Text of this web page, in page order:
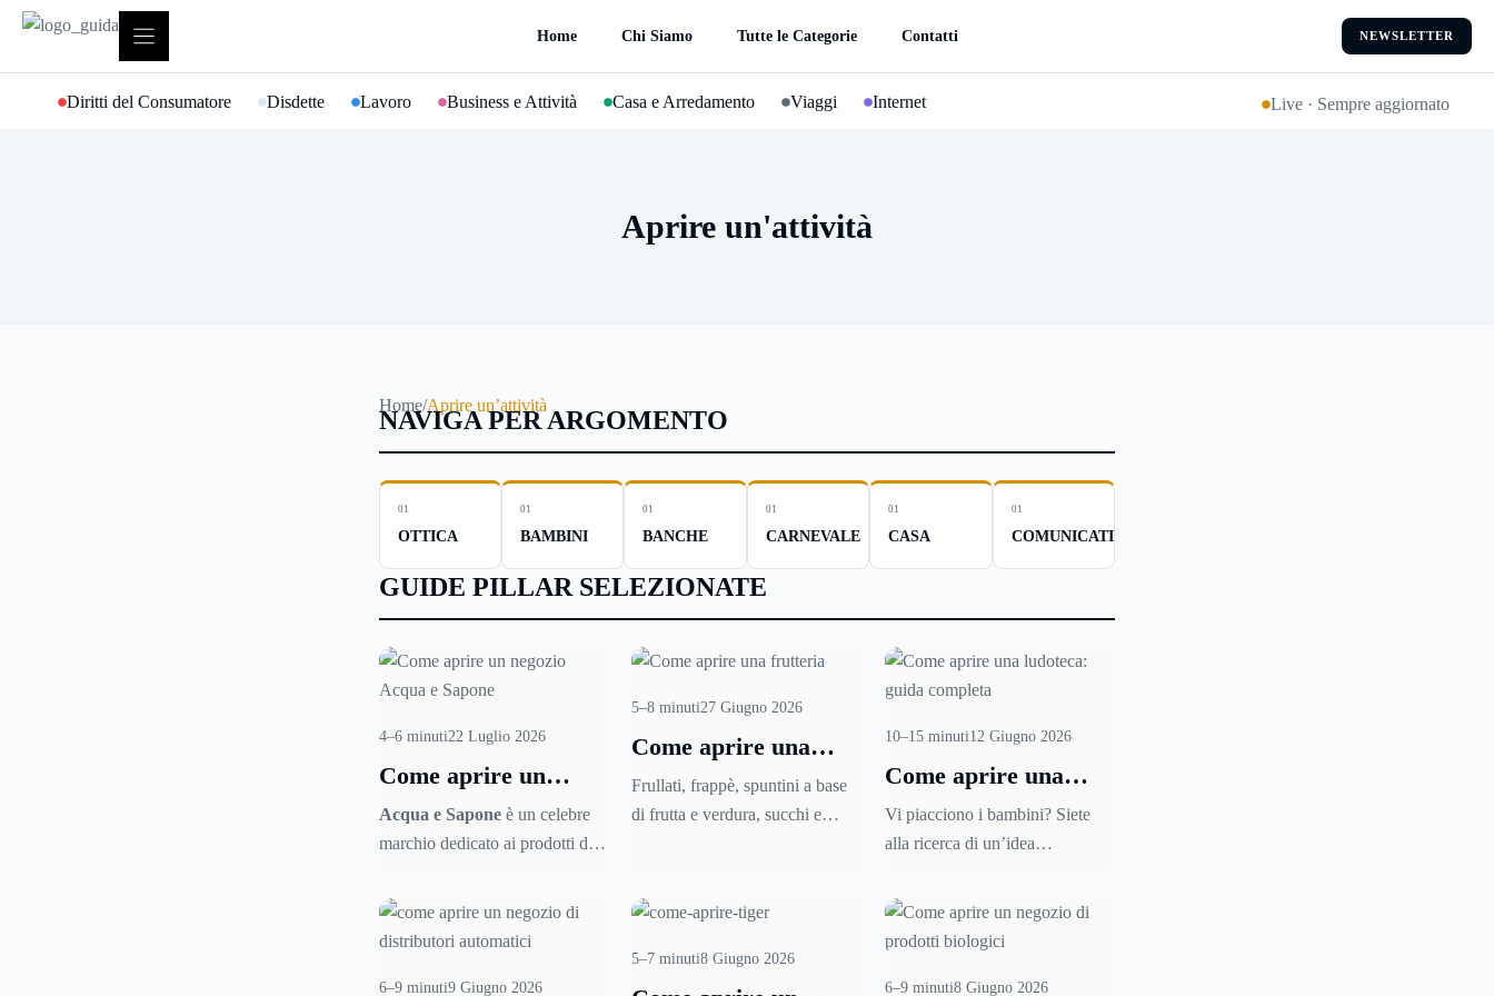
contenuto
Home Chi Siamo Tutte le Categorie Contatti NEWSLETTER
Diritti del Consumatore Disdette Lavoro Business e Attività Casa e Arredamento Viaggi Internet Live · Sempre aggiornato
Aprire un'attività
Home/Aprire un’attività
NAVIGA PER ARGOMENTO
01
OTTICA
01
BAMBINI
01
BANCHE
01
CARNEVALE
01
CASA
01
COMUNICATI
GUIDE PILLAR SELEZIONATE
4–6 minuti22 Luglio 2026
Come aprire un
negozio Acqua e
Sapone
Acqua e Saponeè un celebre
marchio dedicato ai prodotti di
personale. L’azienda è presente
marchio di successo, affermato e
5–8 minuti27 Giugno 2026
Come aprire una
frutteria
Frullati, frappè, spuntini a base
di frutta e verdura, succhi e
Ma cosa bisogna fare per aprirne
aspetti principali da tenere in
considerazione affinché questa
10–15 minuti12 Giugno 2026
Come aprire una
ludoteca
Vi piacciono i bambini? Siete
alla ricerca di un’idea
procurare soddisfazioni
o un baby-parking nella città in
6–9 minuti9 Giugno 2026
5–7 minuti8 Giugno 2026
6–9 minuti8 Giugno 2026